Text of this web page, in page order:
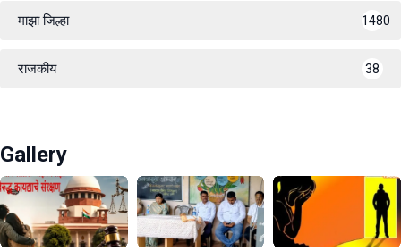
माझा जिल्हा 1480
राजकीय 38
Gallery